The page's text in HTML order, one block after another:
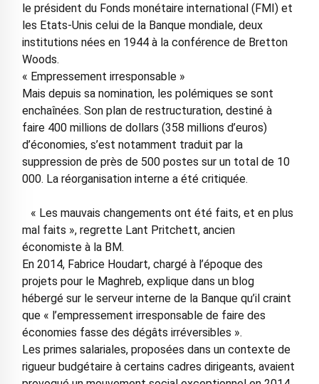
le président du Fonds monétaire international (FMI) et
les Etats-Unis celui de la Banque mondiale, deux
institutions nées en 1944 à la conférence de Bretton
Woods.
« Empressement irresponsable »
Mais depuis sa nomination, les polémiques se sont
enchaînées. Son plan de restructuration, destiné à
faire 400 millions de dollars (358 millions d’euros)
d’économies, s’est notamment traduit par la
suppression de près de 500 postes sur un total de 10
000. La réorganisation interne a été critiquée.
« Les mauvais changements ont été faits, et en plus
mal faits », regrette Lant Pritchett, ­ancien
économiste à la BM.
En 2014, Fabrice Houdart, chargé à ­l’époque des
projets pour le ­Maghreb, explique dans un blog
hébergé sur le serveur interne de la Banque qu’il craint
que « l’empressement irresponsable de faire des
économies fasse des dégâts irréversibles ».
Les primes salariales, proposées dans un contexte de
rigueur budgétaire à certains cadres dirigeants, avaient